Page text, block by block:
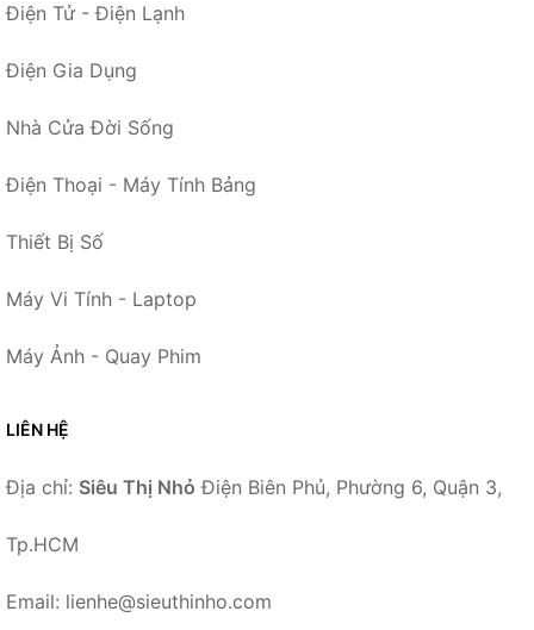
Điện Tử - Điện Lạnh
Điện Gia Dụng
Nhà Cửa Đời Sống
Điện Thoại - Máy Tính Bảng
Thiết Bị Số
Máy Vi Tính - Laptop
Máy Ảnh - Quay Phim
LIÊN HỆ
Địa chỉ: Siêu Thị Nhỏ Điện Biên Phủ, Phường 6, Quận 3,
Tp.HCM
Email: lienhe@sieuthinho.com